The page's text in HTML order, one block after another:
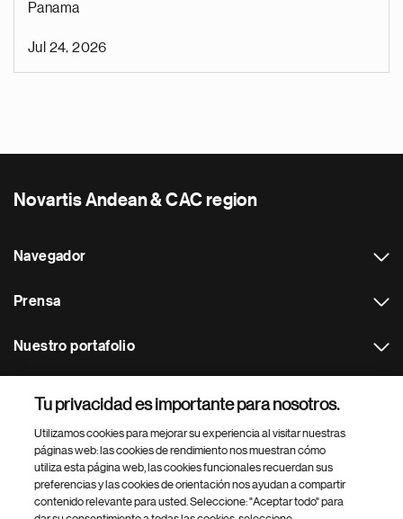
Panama
Jul 24, 2026
Novartis Andean & CAC region
Navegador
Prensa
Nuestro portafolio
Footer Site Search
Tu privacidad es importante para nosotros.
Utilizamos cookies para mejorar su experiencia al visitar nuestras
páginas web: las cookies de rendimiento nos muestran cómo
utiliza esta página web, las cookies funcionales recuerdan sus
preferencias y las cookies de orientación nos ayudan a compartir
contenido relevante para usted. Seleccione: "Aceptar todo" para